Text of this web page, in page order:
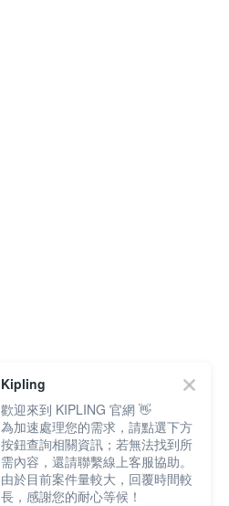
Kipling
歡迎來到 KIPLING 官網 👋
為加速處理您的需求，請點選下方
按鈕查詢相關資訊；若無法找到所
需內容，還請聯繫線上客服協助。
由於目前案件量較大，回覆時間較
長，感謝您的耐心等候！